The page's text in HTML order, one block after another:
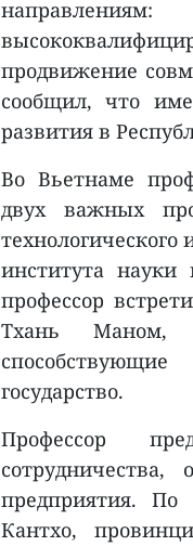
продвижение
сообщил, что
развития в
Во Вьетнаме
двух важных
технологического
института
профессор
Тхань Маном,
государство.
Профессор
предприятия. По
Кантхо,